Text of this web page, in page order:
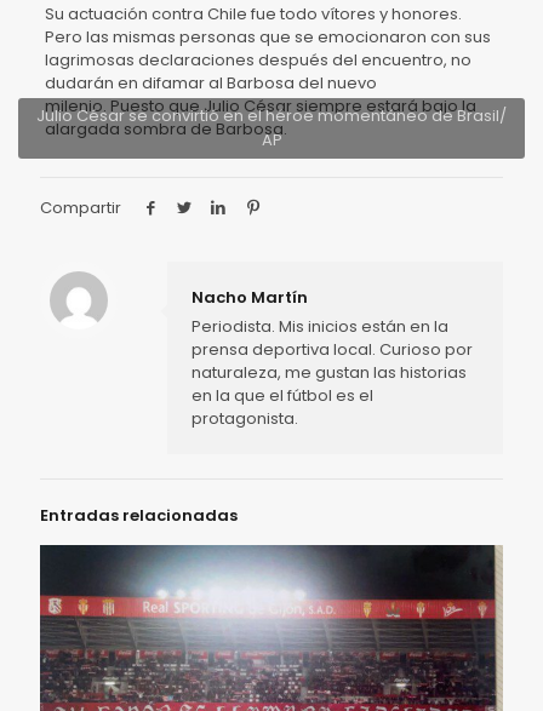
Julio César se convirtió en el héroe momentáneo de Brasil/
AP
Su actuación contra Chile fue todo vítores y honores.
Pero las mismas personas que se emocionaron con sus
lagrimosas declaraciones después del encuentro, no
dudarán en difamar al Barbosa del nuevo
milenio. Puesto que Julio César siempre estará bajo la
alargada sombra de Barbosa.
Compartir
Nacho Martín
Periodista. Mis inicios están en la
prensa deportiva local. Curioso por
naturaleza, me gustan las historias
en la que el fútbol es el
protagonista.
Entradas relacionadas